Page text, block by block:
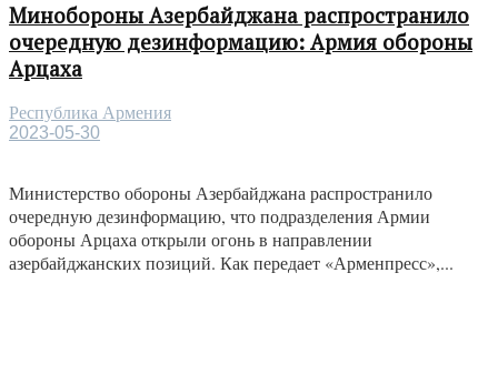
Минобороны Азербайджана распространило
очередную дезинформацию: Армия обороны
Арцаха
Республика Армения
2023-05-30
Министерство обороны Азербайджана распространило
очередную дезинформацию, что подразделения Армии
обороны Арцаха открыли огонь в направлении
азербайджанских позиций. Как передает «Арменпресс»,...